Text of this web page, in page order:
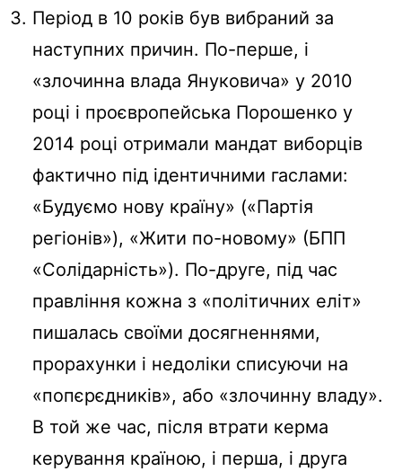
Період в 10 років був вибраний за
наступних причин. По-перше, і
«злочинна влада Януковича» у 2010
році і проєвропейська Порошенко у
2014 році отримали мандат виборців
фактично під ідентичними гаслами:
«Будуємо нову країну» («Партія
регіонів»), «Жити по-новому» (БПП
«Солідарність»). По-друге, під час
правління кожна з «політичних еліт»
пишалась своїми досягненнями,
прорахунки і недоліки списуючи на
«попєрєдників», або «злочинну владу».
В той же час, після втрати керма
керування країною, і перша, і друга